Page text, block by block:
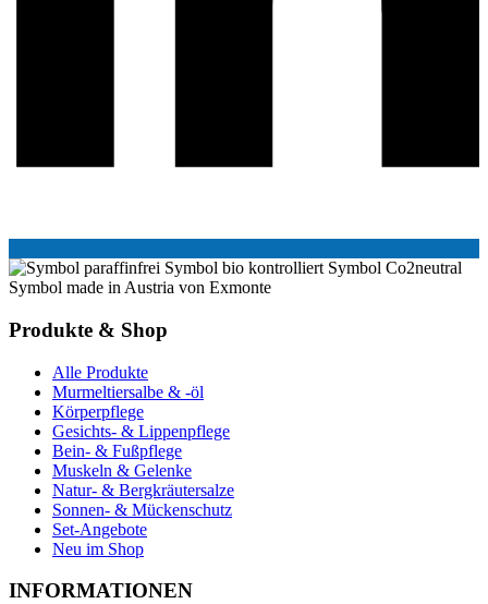
Produkte & Shop
Alle Produkte
Murmeltiersalbe & -öl
Körperpflege
Gesichts- & Lippenpflege
Bein- & Fußpflege
Muskeln & Gelenke
Natur- & Bergkräutersalze
Sonnen- & Mückenschutz
Set-Angebote
Neu im Shop
INFORMATIONEN